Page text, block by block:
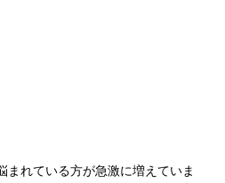
れている方が急激に増えていま